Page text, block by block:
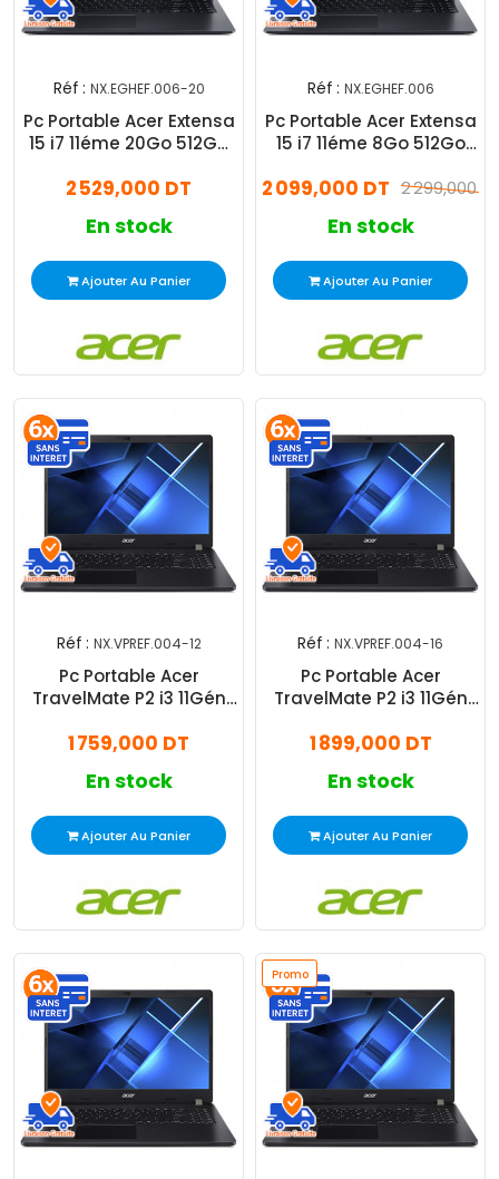
Réf : NX.EGHEF.006-20
Pc Portable Acer Extensa
15 i7 11éme 20Go 512Go
2 529,000 DT
En stock
Ajouter Au Panier
Réf : NX.EGHEF.006
Pc Portable Acer Extensa
15 i7 11éme 8Go 512Go
2 299,000
2 099,000 DT
En stock
Ajouter Au Panier
Réf : NX.VPREF.004-12
Pc Portable Acer
TravelMate P2 i3 11Gén
Windows 11 Pro
1 759,000 DT
En stock
Ajouter Au Panier
Réf : NX.VPREF.004-16
Pc Portable Acer
TravelMate P2 i3 11Gén
Windows 11 Pro
1 899,000 DT
En stock
Ajouter Au Panier
Promo